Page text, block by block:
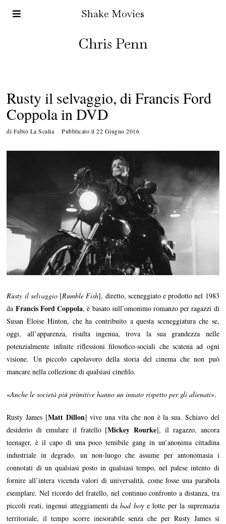
Shake Movies
Chris Penn
Rusty il selvaggio, di Francis Ford
Coppola in DVD
di Fabio La Scalia Pubblicato il 22 Giugno 2016
Rusty il selvaggio[Rumble Fish], diretto, sceneggiato e prodotto nel 1983
da Francis Ford Coppola, è basato sull’omonimo romanzo per ragazzi di
Susan Eloise Hinton, che ha contribuito a questa sceneggiatura che se,
oggi, all’apparenza, risulta ingenua, trova la sua grandezza nelle
potenzialmente infinite riflessioni filosofico-sociali che scatena ad ogni
visione. Un piccolo capolavoro della storia del cinema che non può
mancare nella collezione di qualsiasi cinefilo.
«Anche le società più primitive hanno un innato rispetto per gli alienati».
Rusty James [Matt Dillon] vive una vita che non è la sua. Schiavo del
desiderio di emulare il fratello [Mickey Rourke], il ragazzo, ancora
teenager, è il capo di una poco temibile gang in un’anonima cittadina
industriale in degrado, un non-luogo che assume per antonomasia i
connotati di un qualsiasi posto in qualsiasi tempo, nel palese intento di
fornire all’intera vicenda valori di universalità, come fosse una parabola
esemplare. Nel ricordo del fratello, nel continuo confronto a distanza, tra
piccoli reati, ingenui atteggiamenti dabad boy e lotte per la supremazia
territoriale, il tempo scorre inesorabile senza che per Rusty James si